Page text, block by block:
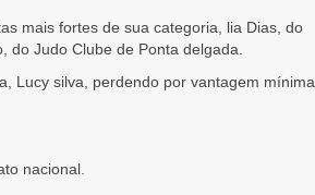
mais fortes de sua categoria, lia Dias, do
Judo Clube de Ponta delgada.
Lucy silva, perdendo por vantagem mínima.
nacional.